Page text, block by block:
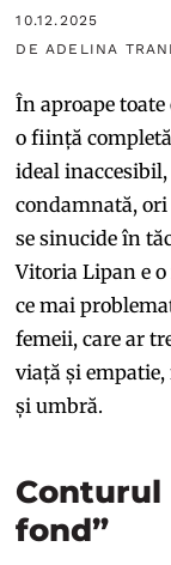
10.12.2025
DE ADELINA
În aproape toate
o ființă
ideal
condamnată,
se sinucide în
Vitoria Lipan e
ce mai
femeii, care ar
viață și
și umbră.
Conturul
fond”